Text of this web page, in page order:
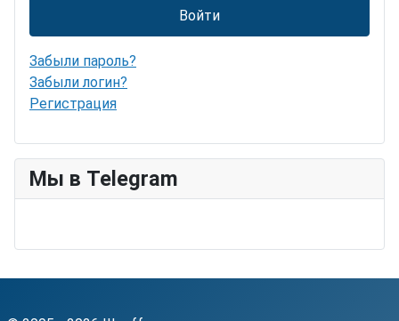
Войти
Забыли пароль?
Забыли логин?
Регистрация
Мы в Telegram